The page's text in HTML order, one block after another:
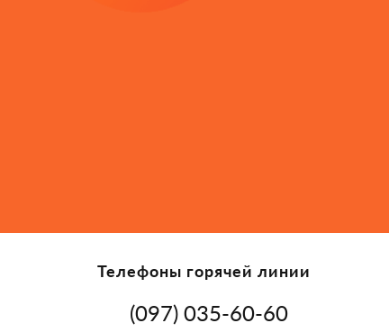
Телефоны горячей линии
(097) 035-60-60